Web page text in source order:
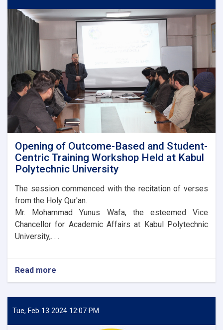
Distribution
Liberation
Apartments
Kabul
Polytechnic
University
Held
Opening of Outcome-Based and Student-
Centric Training Workshop Held at Kabul
Polytechnic University
The session commenced with the recitation of verses
from the Holy Qur'an.
Mr. Mohammad Yunus Wafa, the esteemed Vice
Chancellor for Academic Affairs at Kabul Polytechnic
University,. . .
Read more
Opening
Outcome-
Based
Tue, Feb 13 2024 12:07 PM